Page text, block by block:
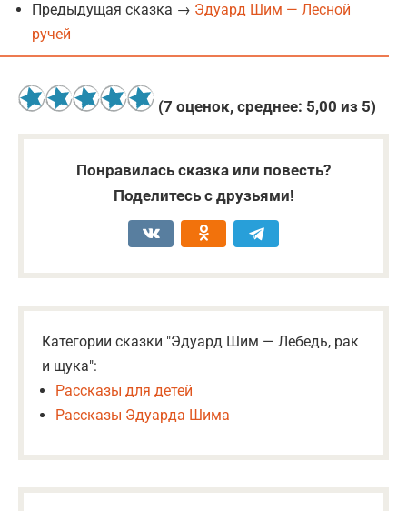
Предыдущая сказка → Эдуард Шим — Лесной
ручей
(7 оценок, среднее: 5,00 из 5)
Понравилась сказка или повесть?
Поделитесь с друзьями!
Категории сказки "Эдуард Шим — Лебедь, рак
и щука":
Рассказы для детей
Рассказы Эдуарда Шима